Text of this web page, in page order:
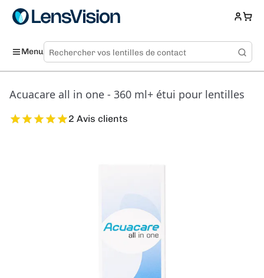
Menu
Acuacare all in one - 360 ml+ étui pour lentilles
2 Avis clients